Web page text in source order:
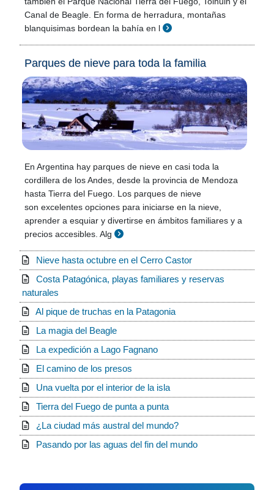
Canal de Beagle. En forma de herradura, montañas
blanquisimas bordean la bahía en l
Parques de nieve para toda la familia
En Argentina hay parques de nieve en casi toda la
cordillera de los Andes, desde la provincia de Mendoza
hasta Tierra del Fuego. Los parques de nieve
son excelentes opciones para iniciarse en la nieve,
aprender a esquiar y divertirse en ámbitos familiares y a
precios accesibles. Alg
Nieve hasta octubre en el Cerro Castor
Costa Patagónica, playas familiares y reservas
naturales
Al pique de truchas en la Patagonia
La magia del Beagle
La expedición a Lago Fagnano
El camino de los presos
Una vuelta por el interior de la isla
Tierra del Fuego de punta a punta
¿La ciudad más austral del mundo?
Pasando por las aguas del fin del mundo